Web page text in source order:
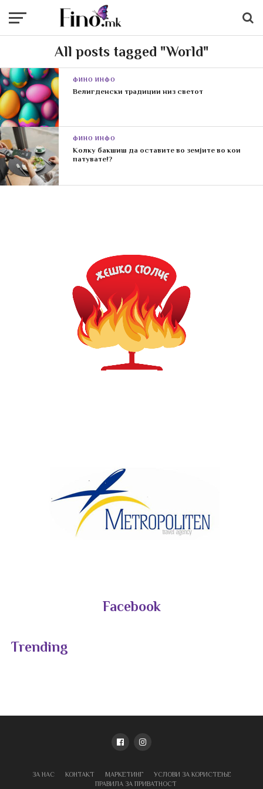
All posts tagged "World"
ФИНО ИНФО
Велигденски традиции низ светот
ФИНО ИНФО
Колку бакшиш да оставите во земјите во кои
патувате!?
Facebook
Trending
ЗА НАС КОНТАКТ МАРКЕТИНГ
УСЛОВИ ЗА КОРИСТЕЊЕ
ПРАВИЛА ЗА ПРИВАТНОСТ